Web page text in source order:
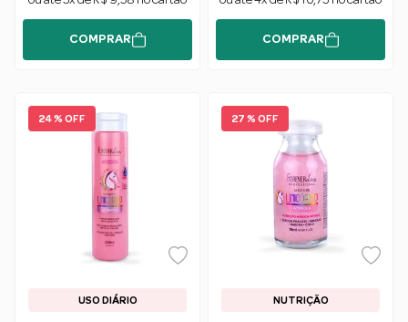
COMPRAR COMPRAR
24 % OFF
USO DIÁRIO
27 % OFF
NUTRIÇÃO